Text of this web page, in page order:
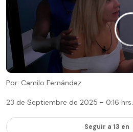
Por: Camilo Fernández
23 de Septiembre de 2025 - 0:16 hrs.
Seguir a 13 en